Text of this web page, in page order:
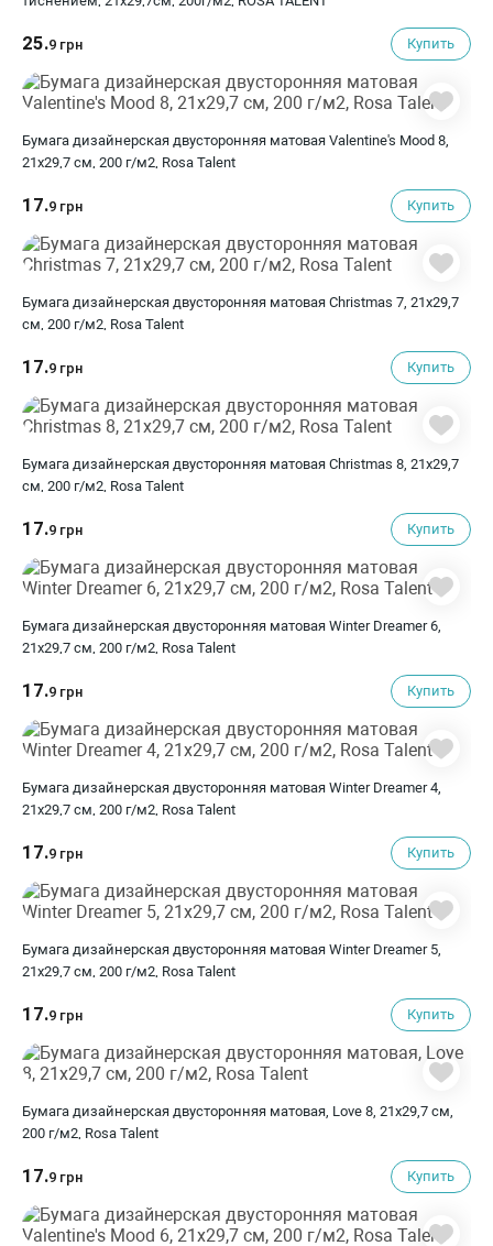
25.9 грн Купить
Бумага дизайнерская двусторонняя матовая Valentine's Mood 8,
21х29,7 см, 200 г/м2, Rosa Talent
17.9 грн Купить
Бумага дизайнерская двусторонняя матовая Christmas 7, 21х29,7
см, 200 г/м2, Rosa Talent
17.9 грн Купить
Бумага дизайнерская двусторонняя матовая Christmas 8, 21х29,7
см, 200 г/м2, Rosa Talent
17.9 грн Купить
Бумага дизайнерская двусторонняя матовая Winter Dreamer 6,
21х29,7 см, 200 г/м2, Rosa Talent
17.9 грн Купить
Бумага дизайнерская двусторонняя матовая Winter Dreamer 4,
21х29,7 см, 200 г/м2, Rosa Talent
17.9 грн Купить
Бумага дизайнерская двусторонняя матовая Winter Dreamer 5,
21х29,7 см, 200 г/м2, Rosa Talent
17.9 грн Купить
Бумага дизайнерская двусторонняя матовая, Love 8, 21х29,7 см,
200 г/м2, Rosa Talent
17.9 грн Купить